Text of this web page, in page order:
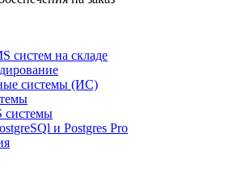
систем на складе
системы (ИС)
системы
и Postgres Pro